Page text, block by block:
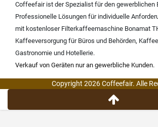
Coffeefair ist der Spezialist für den gewerblichen
Professionelle Lösungen für individuelle
mit kostenloser Filterkaffeemaschine Bonamat
Kaffeeversorgung für Büros und Behörden,
Gastronomie und Hotellerie.
Verkauf von Geräten nur an gewerbliche Kunden.
Copyright 2026 Coffeefair. Alle